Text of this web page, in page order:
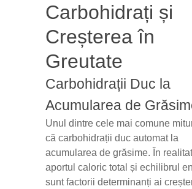
Carbohidrați și
Creșterea în
Greutate
Carbohidrații Duc la
Acumularea de
Unul dintre cele mai comune
că carbohidrații duc automat la
acumularea de grăsime. În
aportul caloric total și echilibrul
sunt factorii determinanți ai